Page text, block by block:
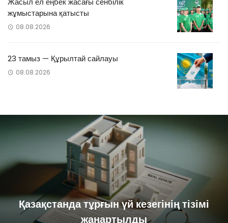
жұмыстарына қатысты
08.08.2026
23 тамыз — Құрылтай сайлауы
08.08.2026
Қазақстанда тұрғын үй кезегінің тізімі
жаңартылды